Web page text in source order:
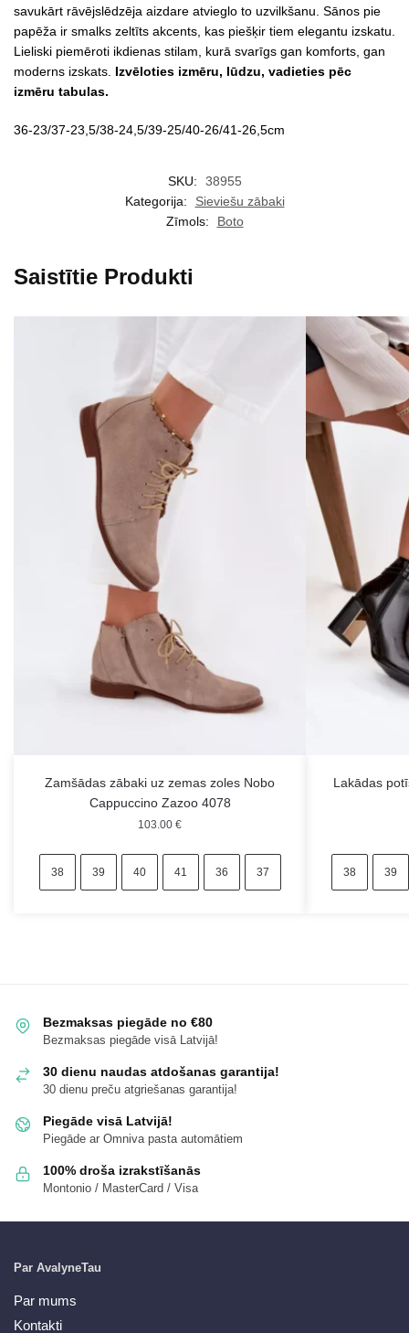
savukārt rāvējslēdzēja aizdare atvieglo to uzvilkšanu. Sānos pie
papēža ir smalks zeltīts akcents, kas piešķir tiem elegantu izskatu.
Lieliski piemēroti ikdienas stilam, kurā svarīgs gan komforts, gan
moderns izskats. Izvēloties izmēru, lūdzu, vadieties pēc
izmēru tabulas.
36-23/37-23,5/38-24,5/39-25/40-26/41-26,5cm
SKU:
38955
Kategorija:
Sieviešu zābaki
Zīmols:
Boto
Saistītie Produkti
Zamšādas zābaki uz zemas zoles Nobo
Cappuccino Zazoo 4078
103.00 €
38 39 40 41 36 37
Lakādas
38 39
Bezmaksas piegāde no €80
Bezmaksas piegāde visā Latvijā!
30 dienu naudas atdošanas garantija!
30 dienu preču atgriešanas garantija!
Piegāde visā Latvijā!
Piegāde ar Omniva pasta automātiem
100% droša izrakstīšanās
Montonio / MasterCard / Visa
Par AvalyneTau
Par mums
Kontakti